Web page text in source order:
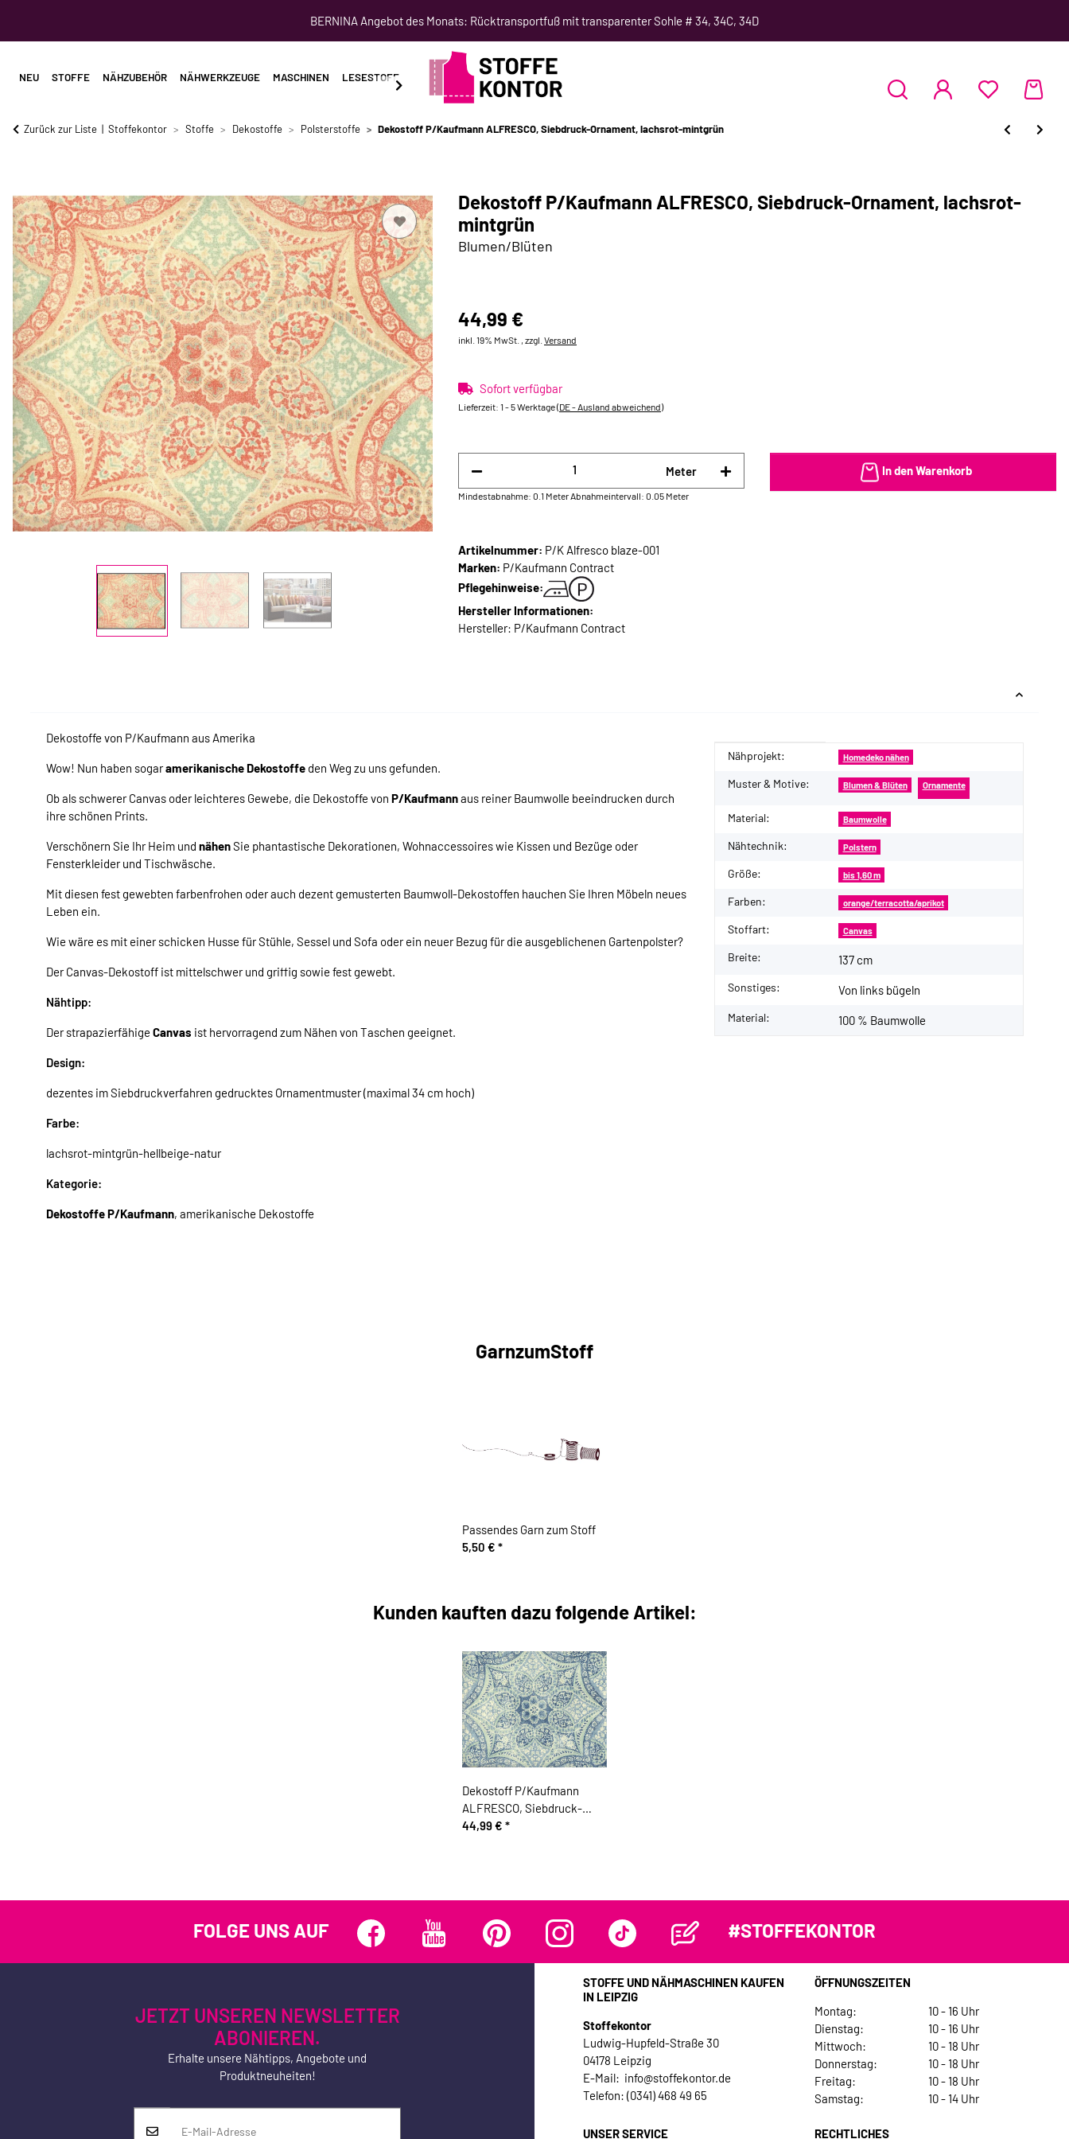
BERNINA Angebot des Monats: Rücktransportfuß mit transparenter Sohle # 34, 34C, 34D
NEU STOFFE NÄHZUBEHÖR NÄHWERKZEUGE MASCHINEN LESESTOFF SCHNITTMUSTER NÄHKURSE
Zurück zur Liste Stoffekontor Stoffe Dekostoffe Polsterstoffe Dekostoff P/Kaufmann ALFRESCO, Siebdruck-Ornament, lachsrot-mintgrün
Dekostoff P/Kaufmann ALFRESCO, Siebdruck-Ornament, lachsrot-
mintgrün
Blumen/Blüten
44,99 €
inkl. 19% MwSt. , zzgl. Versand
Sofort verfügbar
Lieferzeit: 1 - 5 Werktage(DE - Ausland abweichend)
Meter
Mindestabnahme: 0.1 MeterAbnahmeintervall: 0.05 Meter
In den Warenkorb
Artikelnummer: P/K Alfresco blaze-001
Marken: P/Kaufmann Contract
Pflegehinweise:
Hersteller Informationen:
Hersteller: P/Kaufmann Contract
Dekostoffe von P/Kaufmann aus Amerika
Wow! Nun haben sogaramerikanische Dekostoffe den Weg zu uns gefunden.
Ob als schwerer Canvas oder leichteres Gewebe, die Dekostoffe von P/Kaufmannaus reiner Baumwolle beeindrucken durch
ihre schönen Prints.
Verschönern Sie Ihr Heim und nähenSie phantastische Dekorationen, Wohnaccessoires wie Kissen und Bezüge oder
Fensterkleider und Tischwäsche.
Mit diesen fest gewebten farbenfrohen oder auch dezent gemusterten Baumwoll-Dekostoffen hauchen Sie Ihren Möbeln neues
Leben ein.
Wie wäre es mit einer schicken Husse für Stühle, Sessel und Sofa oder ein neuer Bezug für die ausgeblichenen Gartenpolster?
Der Canvas-Dekostoff ist mittelschwer und griffig sowie fest gewebt.
Nähtipp:
Der strapazierfähige Canvas ist hervorragend zum Nähen von Taschen geeignet.
Design:
dezentes im Siebdruckverfahren gedrucktes Ornamentmuster (maximal 34 cm hoch)
Farbe:
lachsrot-mintgrün-hellbeige-natur
Kategorie:
Dekostoffe P/Kaufmann, amerikanische Dekostoffe
Produkteigenschaft
Wert
Nähprojekt: Homedeko nähen
Muster & Motive: Blumen & Blüten Ornamente
Material: Baumwolle
Nähtechnik: Polstern
Größe: bis 1,60 m
Farben: orange/terracotta/aprikot
Stoffart: Canvas
Breite: 137 cm
Sonstiges: Von links bügeln
Material: 100 % Baumwolle
GarnzumStoff
Passendes Garn zum Stoff
5,50 € *
Kunden kauften dazu folgende Artikel:
Dekostoff P/Kaufmann
ALFRESCO, Siebdruck-
Ornament, jeansblau-helles
44,99 € *
FOLGE UNS AUF #STOFFEKONTOR
JETZT UNSEREN NEWSLETTER
ABONIEREN.
Erhalte unsere Nähtipps, Angebote und
Produktneuheiten!
STOFFE UND NÄHMASCHINEN KAUFEN
IN LEIPZIG
Stoffekontor
Ludwig-Hupfeld-Straße 30
04178 Leipzig
E-Mail: info@stoffekontor.de
Telefon: (0341) 468 49 65
ÖFFNUNGSZEITEN
Montag:
10 - 16 Uhr
Dienstag:
10 - 16 Uhr
Mittwoch:
10 - 18 Uhr
Donnerstag:
10 - 18 Uhr
Freitag:
10 - 18 Uhr
Samstag:
10 - 14 Uhr
UNSER SERVICE RECHTLICHES